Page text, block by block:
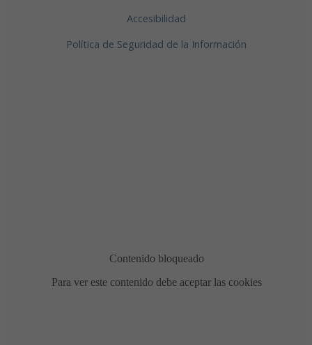
Accesibilidad
Política de Seguridad de la Información